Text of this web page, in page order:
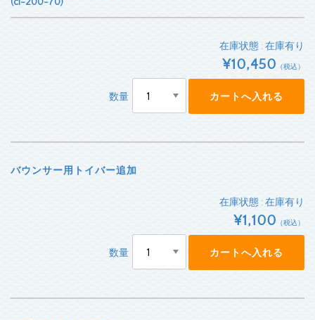
在庫状態 : 在庫有り
¥10,450 （税込）
数量
バウンサー用トイバー追加
在庫状態 : 在庫有り
¥1,100 （税込）
数量